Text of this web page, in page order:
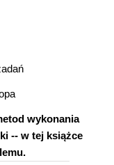
wykonania
-- w tej książce